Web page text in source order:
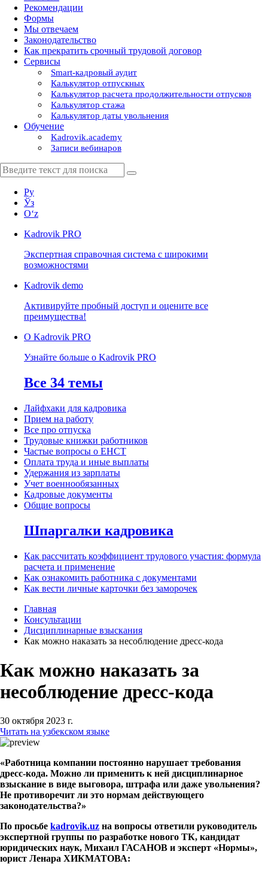
Рекомендации
Формы
Мы отвечаем
Законодательство
Как прекратить срочный трудовой договор
Сервисы
Smart-кадровый аудит
Калькулятор отпускных
Калькулятор расчета продолжительности отпусков
Калькулятор стажа
Калькулятор даты увольнения
Обучение
Kadrovik.academy
Записи вебинаров
Ру
Ўз
Oʻz
Kadrovik PRO
Экспертная справочная система с широкими
возможностями
Kadrovik demo
Активируйте пробный доступ и оцените все
преимущества!
О Kadrovik PRO
Узнайте больше о Kadrovik PRO
Все 34 темы
Лайфхаки для кадровика
Прием на работу
Все про отпуска
Трудовые книжки работников
Частые вопросы о ЕНСТ
Оплата труда и иные выплаты
Удержания из зарплаты
Учет военнообязанных
Кадровые документы
Общие вопросы
Шпаргалки кадровика
Как рассчитать коэффициент трудового участия: формула
расчета и применение
Как ознакомить работника с документами
Как вести личные карточки без заморочек
Главная
Консультации
Дисциплинарные взыскания
Как можно наказать за несоблюдение дресс-кода
Как можно наказать за
несоблюдение дресс-кода
30 октября 2023 г.
Читать на узбекском языке
«Работница компании постоянно нарушает требования
дресс-кода. Можно ли применить к ней дисциплинарное
взыскание в виде выговора, штрафа или даже увольнения?
Не противоречит ли это нормам действующего
законодательства?»
По просьбе kadrovik.uz на вопросы ответили руководитель
экспертной группы по разработке нового ТК, кандидат
юридических наук, Михаил ГАСАНОВ и эксперт «Нормы»,
юрист Ленара ХИКМАТОВА: